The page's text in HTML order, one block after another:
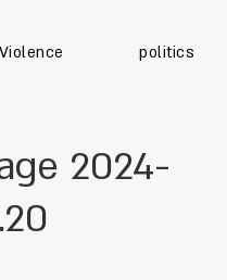
politics
2024-